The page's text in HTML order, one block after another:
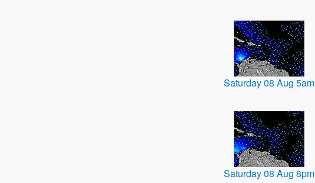
Saturday 08 Aug 5am
Saturday 08 Aug 8pm